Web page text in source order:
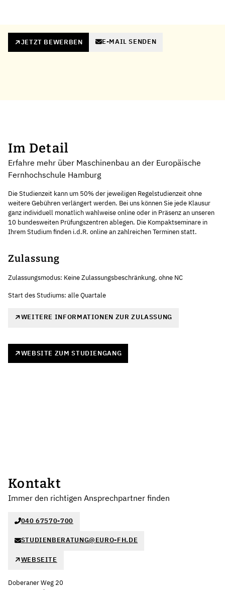
JETZT BEWERBEN E-MAIL SENDEN
Im Detail
Erfahre mehr über Maschinenbau an der Europäische
Fernhochschule Hamburg
Die Studienzeit kann um 50% der jeweiligen Regelstudienzeit ohne
weitere Gebühren verlängert werden. Bei uns können Sie jede Klausur
ganz individuell monatlich wahlweise online oder in Präsenz an unseren
10 bundesweiten Prüfungszentren ablegen. Die Kompaktseminare in
Ihrem Studium finden i.d.R. online an zahlreichen Terminen statt.
Zulassung
Zulassungsmodus: Keine Zulassungsbeschränkung, ohne NC
Start des Studiums: alle Quartale
WEITERE INFORMATIONEN ZUR ZULASSUNG
WEBSITE ZUM STUDIENGANG
Kontakt
Immer den richtigen Ansprechpartner finden
040 67570-700
STUDIENBERATUNG@EURO-FH.DE
WEBSEITE
Doberaner Weg 20